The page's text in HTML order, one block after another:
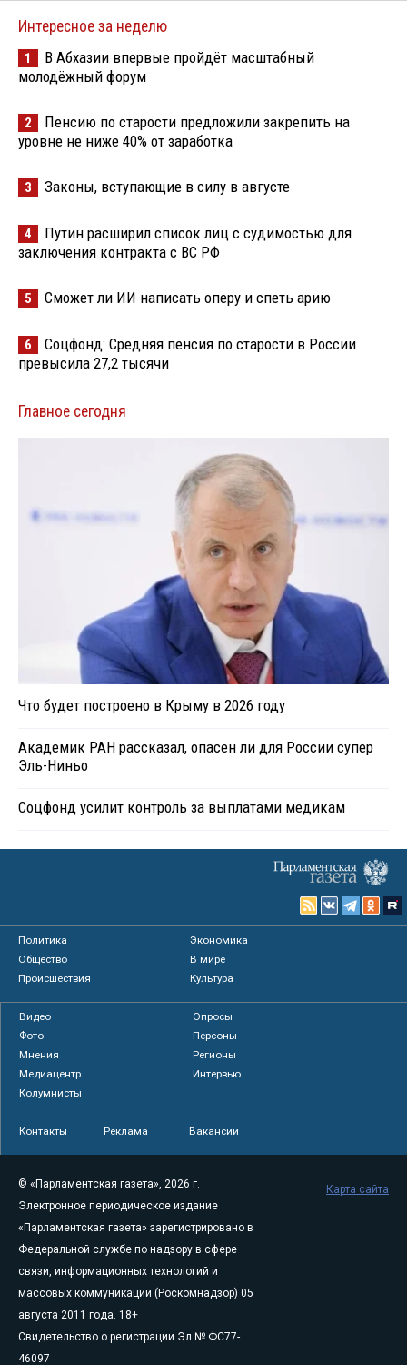
Интересное за неделю
1
В Абхазии впервые пройдёт масштабный
молодёжный форум
2
Пенсию по старости предложили закрепить на
уровне не ниже 40% от заработка
3 Законы, вступающие в силу в августе
4
Путин расширил список лиц с судимостью для
заключения контракта с ВС РФ
5 Сможет ли ИИ написать оперу и спеть арию
6
Соцфонд: Средняя пенсия по старости в России
превысила 27,2 тысячи
Главное сегодня
Что будет построено в Крыму в 2026 году
Академик РАН рассказал, опасен ли для России супер
Эль-Ниньо
Соцфонд усилит контроль за выплатами медикам
Политика
Экономика
Общество
В мире
Происшествия
Культура
Видео
Опросы
Фото
Персоны
Мнения
Регионы
Медиацентр
Интервью
Колумнисты
Контакты Реклама Вакансии
© «Парламентская газета», 2026 г.
Электронное периодическое издание
«Парламентская газета» зарегистрировано в
Федеральной службе по надзору в сфере
связи, информационных технологий и
массовых коммуникаций (Роскомнадзор) 05
августа 2011 года. 18+
Свидетельство о регистрации Эл № ФС77-
46097
Карта сайта